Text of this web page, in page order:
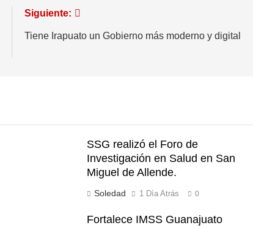
Siguiente:
Tiene Irapuato un Gobierno más moderno y digital
SSG realizó el Foro de
Investigación en Salud en San
Miguel de Allende.
Soledad 1 Día Atrás 0
Fortalece IMSS Guanajuato